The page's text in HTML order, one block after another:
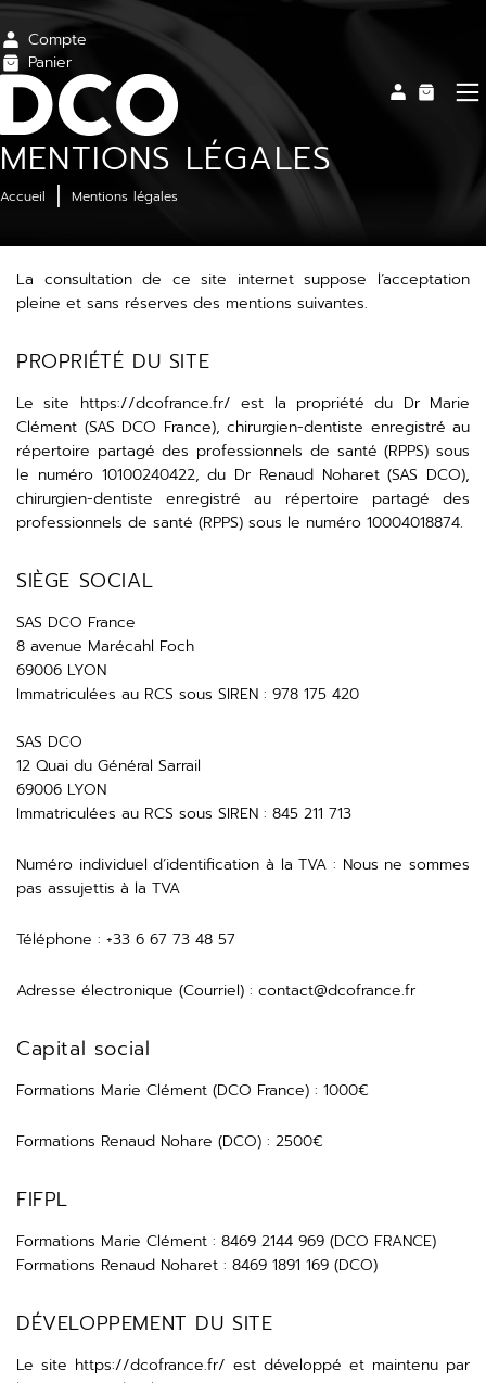
Compte
Panier
MENTIONS LÉGALES
Accueil Mentions légales
La consultation de ce site internet suppose l’acceptation
pleine et sans réserves des mentions suivantes.
PROPRIÉTÉ DU SITE
Le site https://dcofrance.fr/ est la propriété du Dr Marie
Clément (SAS DCO France), chirurgien-dentiste enregistré au
répertoire partagé des professionnels de santé (RPPS) sous
le numéro 10100240422, du Dr Renaud Noharet (SAS DCO),
chirurgien-dentiste enregistré au répertoire partagé des
professionnels de santé (RPPS) sous le numéro 10004018874.
SIÈGE SOCIAL
SAS DCO France
8 avenue Marécahl Foch
69006 LYON
Immatriculées au RCS sous SIREN : 978 175 420
SAS DCO
12 Quai du Général Sarrail
69006 LYON
Immatriculées au RCS sous SIREN : 845 211 713
Numéro individuel d’identification à la TVA : Nous ne sommes
pas assujettis à la TVA
Téléphone : +33 6 67 73 48 57
Adresse électronique (Courriel) : contact@dcofrance.fr
Capital social
Formations Marie Clément (DCO France) : 1000€
Formations Renaud Nohare (DCO) : 2500€
FIFPL
Formations Marie Clément : 8469 2144 969 (DCO FRANCE)
Formations Renaud Noharet : 8469 1891 169 (DCO)
DÉVELOPPEMENT DU SITE
Le site https://dcofrance.fr/ est développé et maintenu par